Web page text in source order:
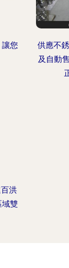
您
供應不
及自動
洪
雙